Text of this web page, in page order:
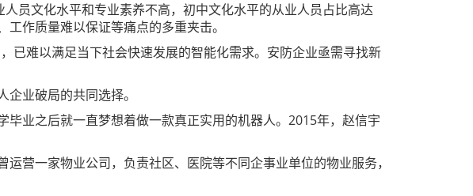
员文化水平和专业素养不高，初中文化水平的从业人员占比高达
作质量难以保证等痛点的多重夹击。
已难以满足当下社会快速发展的智能化需求。安防企业亟需寻找新
业破局的共同选择。
业之后就一直梦想着做一款真正实用的机器人。2015年，赵信宇
营一家物业公司，负责社区、医院等不同企事业单位的物业服务，